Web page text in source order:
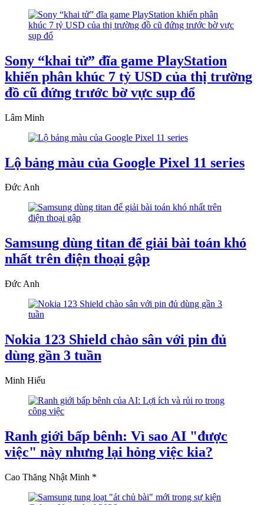
Sony “khai tử” đĩa game PlayStation
khiến phân khúc 7 tỷ USD của thị trường
đồ cũ đứng trước bờ vực sụp đổ
Lâm Minh
Lộ bảng màu của Google Pixel 11 series
Đức Anh
Samsung dùng titan để giải bài toán khó
nhất trên điện thoại gập
Đức Anh
Nokia 123 Shield chào sân với pin đủ
dùng gần 3 tuần
Minh Hiếu
Ranh giới bấp bênh: Vì sao AI "được
việc" này nhưng lại hỏng việc kia?
Cao Thăng Nhật Minh *